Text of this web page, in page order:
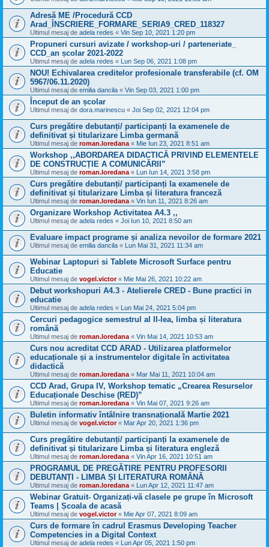
Adresă ME /Procedură CCD
Arad_ÎNSCRIERE_FORMARE_SERIA9_CRED_118327
Ultimul mesaj de adela redes « Vin Sep 10, 2021 1:20 pm
Propuneri cursuri avizate / workshop-uri / parteneriate_
CCD_an școlar 2021-2022
Ultimul mesaj de adela redes « Lun Sep 06, 2021 1:08 pm
NOU! Echivalarea creditelor profesionale transferabile (cf. OM
5967/06.11.2020)
Ultimul mesaj de emilia dancila « Vin Sep 03, 2021 1:00 pm
Început de an școlar
Ultimul mesaj de dora.marinescu « Joi Sep 02, 2021 12:04 pm
Curs pregătire debutanți/ participanți la examenele de
definitivat și titularizare Limba germană
Ultimul mesaj de roman.loredana « Mie Iun 23, 2021 8:51 am
Workshop ,,ABORDAREA DIDACTICĂ PRIVIND ELEMENTELE
DE CONSTRUCȚIE A COMUNICĂRII”
Ultimul mesaj de roman.loredana « Lun Iun 14, 2021 3:58 pm
Curs pregătire debutanți/ participanți la examenele de
definitivat și titularizare Limba și literatura franceză
Ultimul mesaj de roman.loredana « Vin Iun 11, 2021 8:26 am
Organizare Workshop Activitatea A4.3 ,,
Ultimul mesaj de adela redes « Joi Iun 10, 2021 8:50 am
Evaluare impact programe și analiza nevoilor de formare 2021
Ultimul mesaj de emilia dancila « Lun Mai 31, 2021 11:34 am
Webinar Laptopuri si Tablete Microsoft Surface pentru
Educatie
Ultimul mesaj de vogel.victor« Mie Mai 26, 2021 10:22 am
Debut workshopuri A4.3 - Atelierele CRED - Bune practici in
educatie
Ultimul mesaj de adela redes « Lun Mai 24, 2021 5:04 pm
Cercuri pedagogice semestrul al II-lea, limba și literatura
română
Ultimul mesaj de roman.loredana « Vin Mai 14, 2021 10:53 am
Curs nou acreditat CCD ARAD - Utilizarea platformelor
educaționale și a instrumentelor digitale în activitatea
didactică
Ultimul mesaj de roman.loredana « Mar Mai 11, 2021 10:04 am
CCD Arad, Grupa IV, Workshop tematic „Crearea Resurselor
Educaționale Deschise (RED)”
Ultimul mesaj de roman.loredana « Vin Mai 07, 2021 9:26 am
Buletin informativ întâlnire transnațională Martie 2021
Ultimul mesaj de vogel.victor« Mar Apr 20, 2021 1:36 pm
Curs pregătire debutanți/ participanți la examenele de
definitivat și titularizare Limba și literatura engleză
Ultimul mesaj de roman.loredana « Vin Apr 16, 2021 10:51 am
PROGRAMUL DE PREGĂTIRE PENTRU PROFESORII
DEBUTANȚI - LIMBA ȘI LITERATURA ROMÂNĂ
Ultimul mesaj de roman.loredana « Lun Apr 12, 2021 11:47 am
Webinar Gratuit- Organizați-vă clasele pe grupe în Microsoft
Teams | Școala de acasă
Ultimul mesaj de vogel.victor« Mie Apr 07, 2021 8:09 am
Curs de formare în cadrul Erasmus Developing Teacher
Competencies in a Digital Context
Ultimul mesaj de adela redes « Lun Apr 05, 2021 1:50 pm